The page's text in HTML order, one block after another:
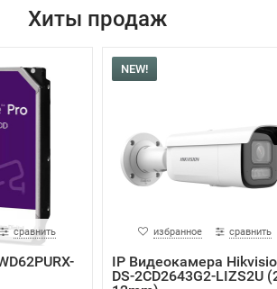
Хиты продаж
сравнить
NEW!
избранное сравнить
IP Видеокамера
DS-2CD2643G2-LIZS2U